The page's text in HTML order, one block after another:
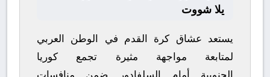
يلا شووت
يستعد عشاق كرة القدم في الوطن العربي
لمتابعة مواجهة مثيرة تجمع كوريا